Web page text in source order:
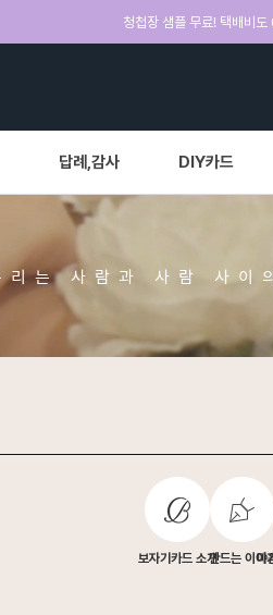
청첩장 샘플 무료! 택배비
답례,감사 DIY카드
리는 사람과 사람 사이
보자기카드 소개만드는 이야
마